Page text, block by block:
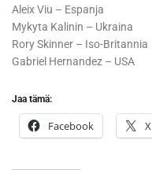
Aleix Viu – Espanja
Mykyta Kalinin – Ukraina
Rory Skinner – Iso-Britannia
Gabriel Hernandez – USA
Jaa tämä:
Facebook X